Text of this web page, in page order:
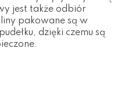
jest także odbiór
pakowane są w
dzięki czemu są